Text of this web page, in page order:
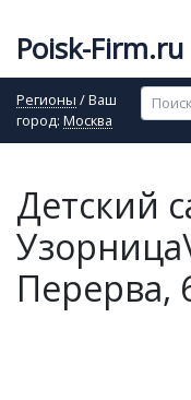
Poisk-Firm.ru
Регионы / Ваш
город: Москва
Детский
Перерва,